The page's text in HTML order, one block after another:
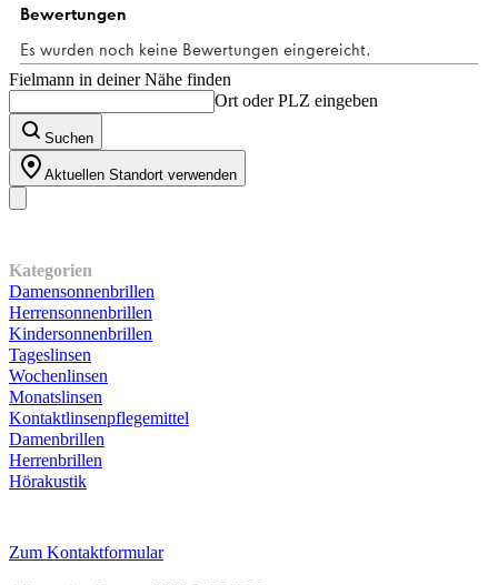
Bewertung
Fielmann in deiner Nähe finden
Ort oder PLZ eingeben
Suchen
Aktuellen Standort verwenden
Kategorien
Damensonnenbrillen
Herrensonnenbrillen
Kindersonnenbrillen
Tageslinsen
Wochenlinsen
Monatslinsen
Kontaktlinsenpflegemittel
Damenbrillen
Herrenbrillen
Hörakustik
Zum Kontaktformular